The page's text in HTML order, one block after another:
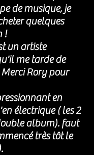
de musique, je
quelques
!
un artiste
me tarde de
Merci Rory pour
en
électrique ( les 2
album). faut
très tôt le